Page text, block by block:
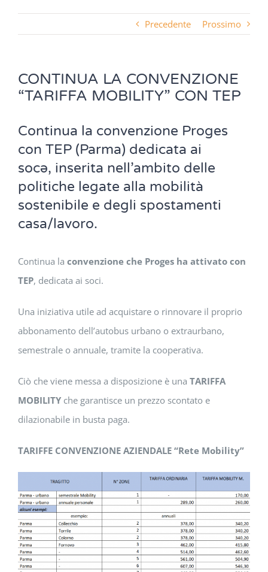
Precedente Prossimo
CONTINUA LA CONVENZIONE
“TARIFFA MOBILITY” CON TEP
Continua la convenzione Proges
con TEP (Parma) dedicata ai
socə, inserita nell’ambito delle
politiche legate alla mobilità
sostenibile e degli spostamenti
casa/lavoro.
Continua la convenzione che Proges ha attivato con
TEP, dedicata ai soci.
Una iniziativa utile ad acquistare o rinnovare il proprio
abbonamento dell’autobus urbano o extraurbano,
semestrale o annuale, tramite la cooperativa.
Ciò che viene messa a disposizione è una TARIFFA
MOBILITY che garantisce un prezzo scontato e
dilazionabile in busta paga.
TARIFFE CONVENZIONE AZIENDALE “Rete Mobility”